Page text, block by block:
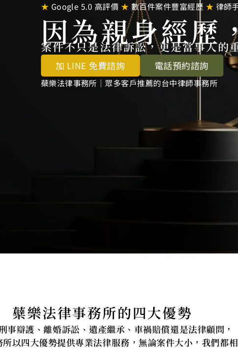
★ Google 5.0 高評價 ★ 數百件案件豐富經歷 ★ 律師
因為親身經歷
案件不只是法律訴訟，更是當事人的
加 LINE 免費諮詢 電話預約諮詢
蘗樂法律事務所｜眾多客戶推薦的台中律師事務所
蘗樂法律事務所的四大優勢
事辯護、離婚訴訟、遺產繼承、車禍賠償還是法律顧問，
以四大優勢提供專業法律服務，無論案件大小，我們都相